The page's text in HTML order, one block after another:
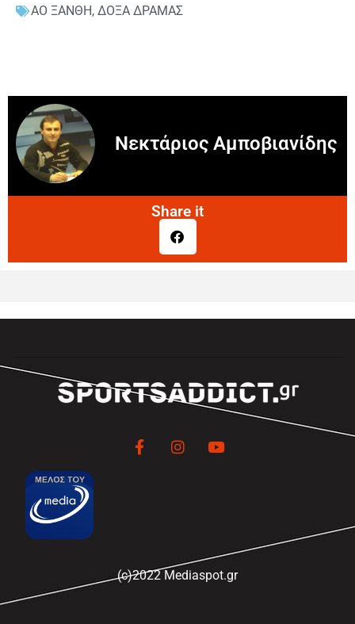
ΑΟ ΞΑΝΘΗ, ΔΟΞΑ ΔΡΑΜΑΣ
Νεκτάριος Αμποβιανίδης
Share it
(c)2022 Mediaspot.gr